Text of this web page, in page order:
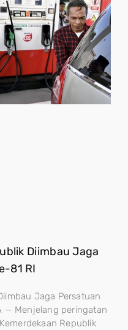
Diimbau Jaga
81 RI
Jaga Persatuan
— Menjelang peringatan
Republik